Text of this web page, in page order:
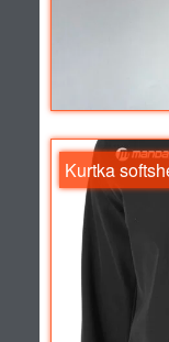
Kurtka